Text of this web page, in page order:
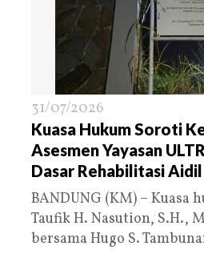
31/07/2026
Kuasa Hukum Soroti
Asesmen Yayasan
Dasar Rehabilitasi Aidil
BANDUNG (KM) – Kuasa
Taufik H. Nasution, S.H.,
bersama Hugo S.